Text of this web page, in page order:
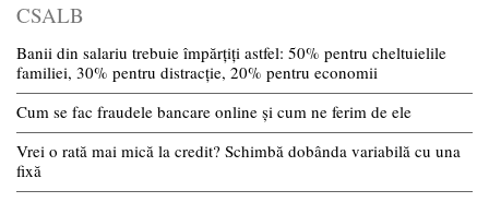
CSALB
Banii din salariu trebuie împărțiți astfel: 50% pentru cheltuielile
familiei, 30% pentru distracție, 20% pentru economii
Cum se fac fraudele bancare online și cum ne ferim de ele
Vrei o rată mai mică la credit? Schimbă dobânda variabilă cu una
fixă